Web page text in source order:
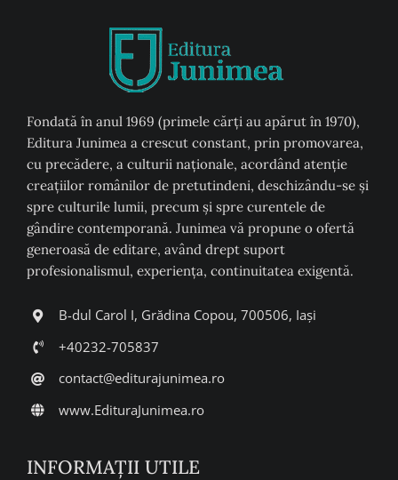
Fondată în anul 1969 (primele cărți au apărut în 1970),
Editura Junimea a crescut constant, prin promovarea,
cu precădere, a culturii naţionale, acordând atenţie
creaţiilor românilor de pretutindeni, deschizându-se şi
spre culturile lumii, precum şi spre curentele de
gândire contemporană. Junimea vă propune o ofertă
generoasă de editare, având drept suport
profesionalismul, experiența, continuitatea exigentă.
B-dul Carol I, Grădina Copou, 700506, Iași
+40232-705837
contact@editurajunimea.ro
www.EdituraJunimea.ro
INFORMAŢII UTILE